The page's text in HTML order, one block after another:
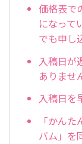
価格表で
になって
でも申し
入稿日が
ありませ
入稿日を
「かん
バム」を